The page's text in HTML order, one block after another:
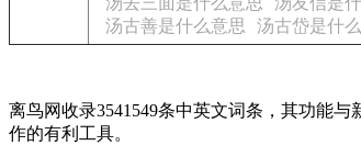
汤古善是什么意思
汤古岱是什
离鸟网收录3541549条中英文词条，其功能
作的有利工具。